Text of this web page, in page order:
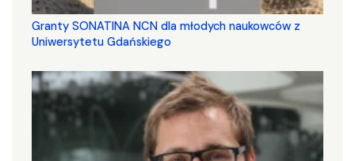
Granty SONATINA NCN dla młodych naukowców z
Uniwersytetu Gdańskiego